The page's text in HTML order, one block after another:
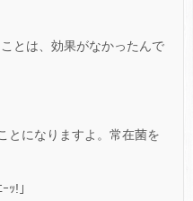
とは、効果がなかったんで
とになりますよ。常在菌を
ｯ!｣